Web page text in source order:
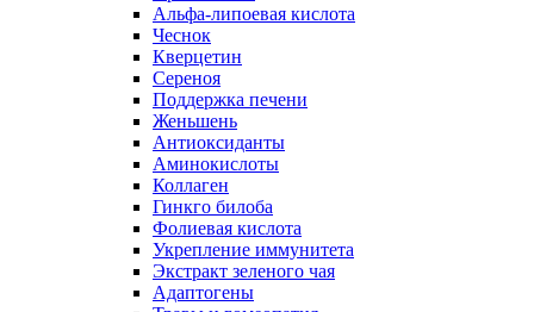
Альфа-липоевая кислота
Чеснок
Кверцетин
Сереноя
Поддержка печени
Женьшень
Антиоксиданты
Аминокислоты
Коллаген
Гинкго билоба
Фолиевая кислота
Укрепление иммунитета
Экстракт зеленого чая
Адаптогены